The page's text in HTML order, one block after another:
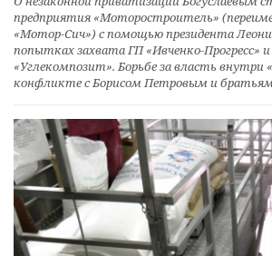
предприятия «Моторостроитель»
«Мотор-Сич») с помощью президента
попытках захвата ГП «Ивченко-Прогресс» и
«Углекомпозит». Борьбе за власть внутри
конфликте с Борисом Петровым и